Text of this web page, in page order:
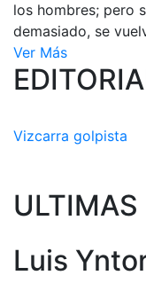
los hombres; pero
demasiado, se
Ver Más
Vizcarra golpista
Luis